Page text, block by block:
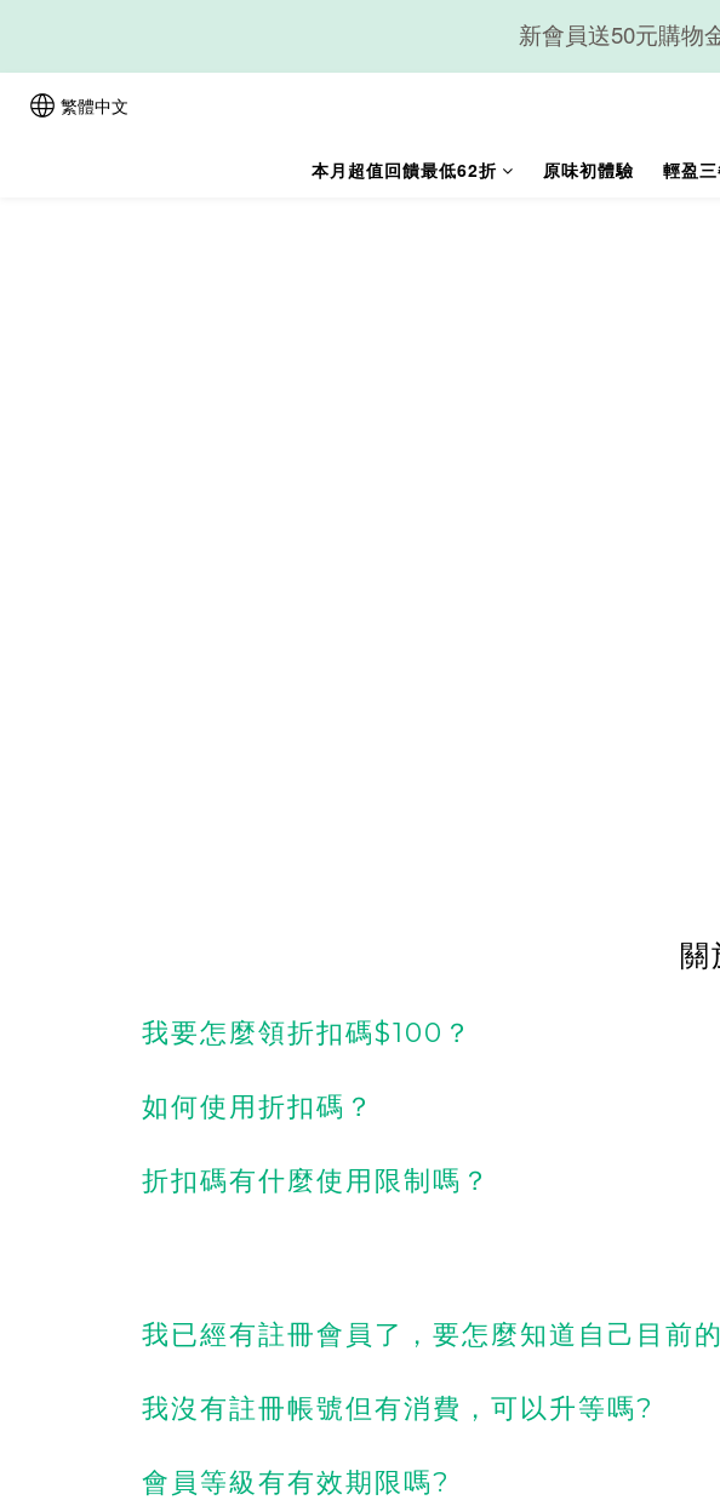
隨心享受
新會員送50元購物
繁體中文
本月超值回饋最低62折 原味初體驗 輕盈
關
我要怎麼領折扣碼$100？
如何使用折扣碼？
折扣碼有什麼使用限制嗎？
我已經有註冊會員了，要怎麼知道自己目前
我沒有註冊帳號但有消費，可以升等嗎?
會員等級有有效期限嗎?